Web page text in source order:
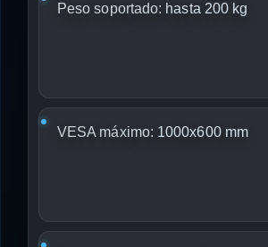
Peso soportado: hasta 200 kg
VESA máximo: 1000x600 mm